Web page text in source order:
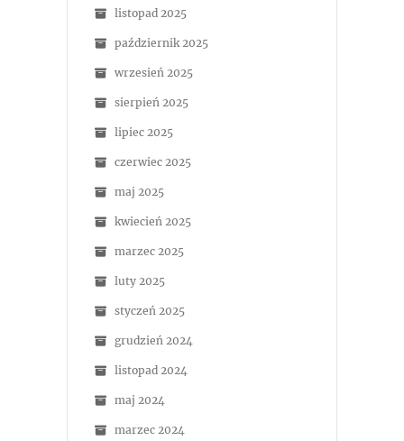
listopad 2025
październik 2025
wrzesień 2025
sierpień 2025
lipiec 2025
czerwiec 2025
maj 2025
kwiecień 2025
marzec 2025
luty 2025
styczeń 2025
grudzień 2024
listopad 2024
maj 2024
marzec 2024